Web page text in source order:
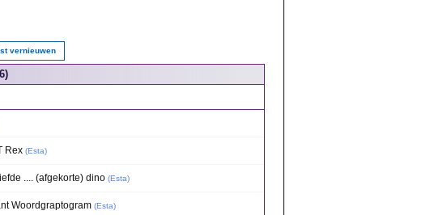
vernieuwen
Rex (Esta)
.... (afgekorte) dino (Esta)
Woordgraptogram (Esta)